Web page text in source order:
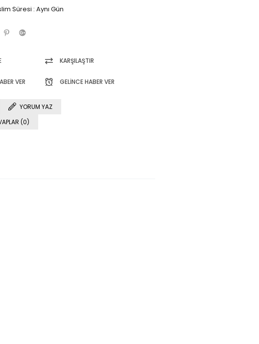
Süresi : Aynı Gün
KARŞILAŞTIR
VER GELINCE HABER VER
YORUM YAZ
(0)